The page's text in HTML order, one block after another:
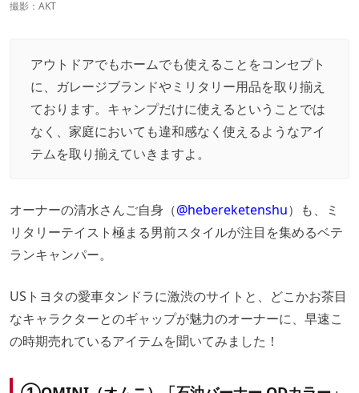
撮影：AKT
アウトドアでもホームでも使えることをコンセプト
に、ガレージブランドやミリタリー用品を取り揃え
ております。キャンプだけに使えるということでは
なく、家庭においても違和感なく使えるようなアイ
テムを取り揃えていきますよ。
オーナーの清水さんご自身（@hebereketenshu）も、ミ
リタリーテイスト極まる男前スタイルが注目を集めるベテ
ランキャンパー。
USトヨタの愛車タンドラに激渋のサイトと、どこかお茶目
なキャラクターとのギャップが魅力のオーナーに、早速こ
の時期売れているアイテムを聞いてみました！